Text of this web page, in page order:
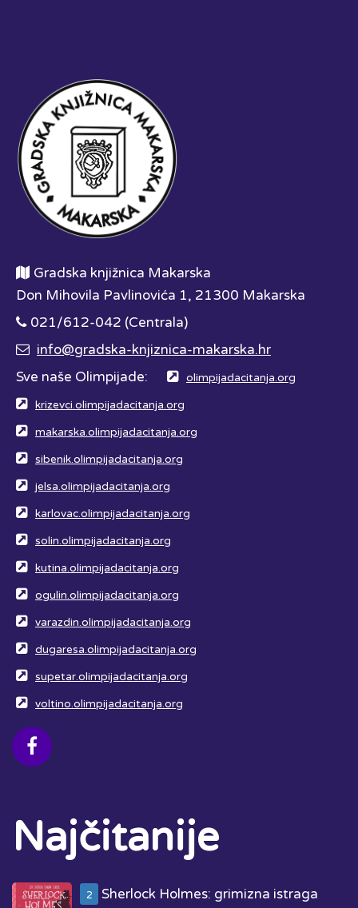
Gradska knjižnica Makarska
Don Mihovila Pavlinovića 1, 21300 Makarska
021/612-042 (Centrala)
info@gradska-knjiznica-makarska.hr
Sve naše Olimpijade:
olimpijadacitanja.org
krizevci.olimpijadacitanja.org
makarska.olimpijadacitanja.org
sibenik.olimpijadacitanja.org
jelsa.olimpijadacitanja.org
karlovac.olimpijadacitanja.org
solin.olimpijadacitanja.org
kutina.olimpijadacitanja.org
ogulin.olimpijadacitanja.org
varazdin.olimpijadacitanja.org
dugaresa.olimpijadacitanja.org
supetar.olimpijadacitanja.org
voltino.olimpijadacitanja.org
Najčitanije
2
Sherlock Holmes: grimizna istraga